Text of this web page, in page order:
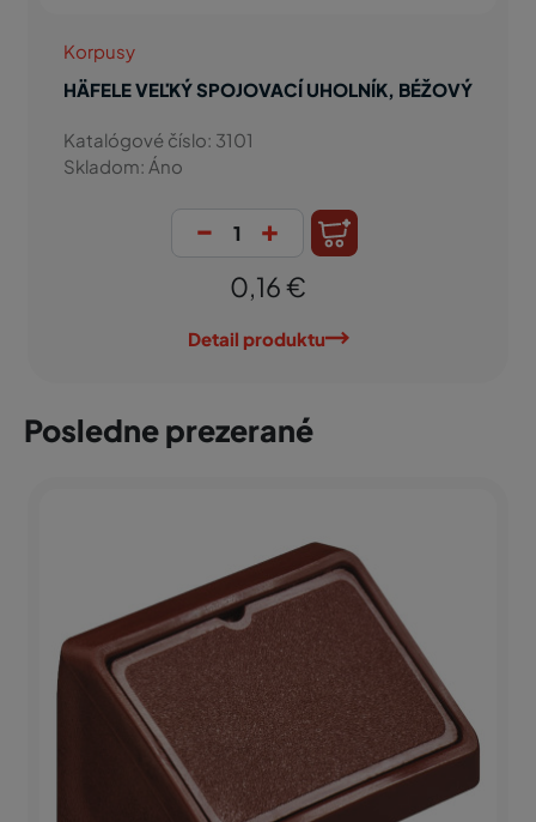
Korpusy
HÄFELE VEĽKÝ SPOJOVACÍ UHOLNÍK, ČIERNY
Katalógové číslo: 3102
Skladom: Áno
- +
0,28 €
Detail produktu
Posledne prezerané